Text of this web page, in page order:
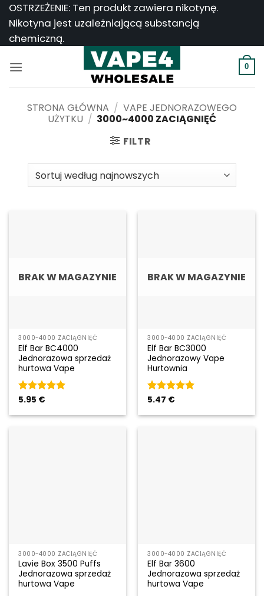
Przejdź
do
treści
OSTRZEŻENIE: Ten produkt zawiera nikotynę.
Nikotyna jest uzależniającą substancją
chemiczną.
0
STRONA GŁÓWNA / VAPE JEDNORAZOWEGO
UŻYTKU / 3000~4000 ZACIĄGNIĘĆ
FILTR
BRAK W MAGAZYNIE
3000~4000 ZACIĄGNIĘĆ
Elf Bar BC4000
Jednorazowa sprzedaż
hurtowa Vape
Rated5
5.95 €
BRAK W MAGAZYNIE
3000~4000 ZACIĄGNIĘĆ
Elf Bar BC3000
Jednorazowy Vape
Hurtownia
Rated5
5.47 €
3000~4000 ZACIĄGNIĘĆ
Lavie Box 3500 Puffs
Jednorazowa sprzedaż
hurtowa Vape
3000~4000 ZACIĄGNIĘĆ
Elf Bar 3600
Jednorazowa sprzedaż
hurtowa Vape